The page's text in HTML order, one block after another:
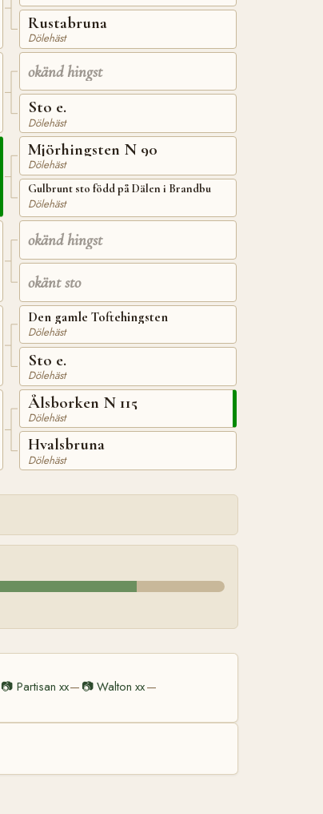
Rustabruna
Dölehäst
okänd hingst
Sto e.
Dölehäst
Mjörhingsten N 90
Dölehäst
Gulbrunt sto född på Dälen i Brandbu
Dölehäst
okänd hingst
okänt sto
Den gamle Toftehingsten
Dölehäst
Sto e.
Dölehäst
Ålsborken N 115
Dölehäst
Hvalsbruna
Dölehäst
📷 Partisan xx— 📷Walton xx—